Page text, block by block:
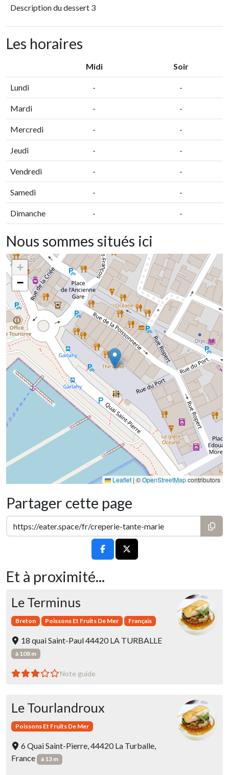
Description du dessert 3
Les horaires
Midi Soir
Lundi - -
Mardi - -
Mercredi - -
Jeudi - -
Vendredi - -
Samedi - -
Dimanche - -
Nous sommes situés ici
+
−
Leaflet | ©OpenStreetMapcontributors
Partager cette page
Et à proximité...
Le Terminus
Breton Poissons Et Fruits De Mer Français
18 quai Saint-Paul 44420 LA TURBALLE
à 108 m
Note guide
Le Tourlandroux
Poissons Et Fruits De Mer
6 Quai Saint-Pierre, 44420 La Turballe,
France
à 13 m